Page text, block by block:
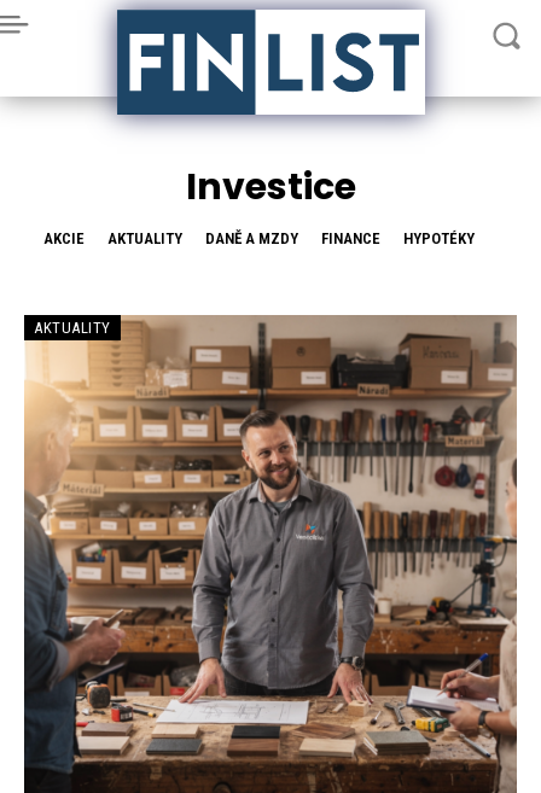
Investice
AKCIE AKTUALITY DANĚ A MZDY FINANCE HYPOTÉKY
AKTUALITY